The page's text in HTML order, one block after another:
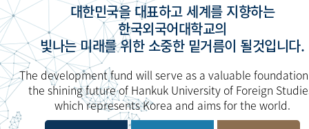
대한민국을 대표하고 세계를 지향하는
한국외국어대학교의
빛나는 미래를 위한 소중한 밑거름이 될것입니다.
The development fund will serve as a valuable
the shining future of Hankuk University of Foreign
which represents Korea and aims for the world.